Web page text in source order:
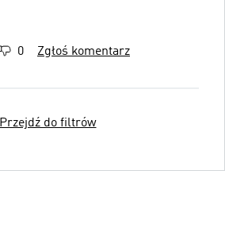
0 Zgłoś komentarz
Przejdź do filtrów